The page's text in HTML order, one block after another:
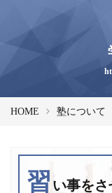
HOME 塾について
習 い事を